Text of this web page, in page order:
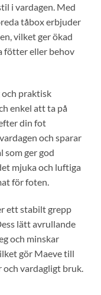
i vardagen. Med
tåbox erbjuder
vilket ger ökad
fötter eller behov
praktisk
enkel att ta på
din fot
och sparar
som ger god
mjuka och luftiga
för foten.
ett stabilt grepp
lätt avrullande
och minskar
gör Maeve till
vardagligt bruk.